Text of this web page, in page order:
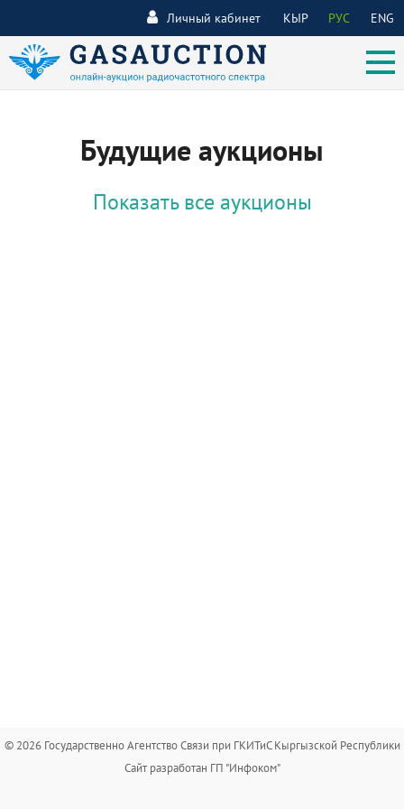
КЫР РУС ENG
Личный кабинет
Будущие аукционы
Показать все аукционы
© 2026 Государственно Агентство Связи при ГКИТиС Кыргызской Республики
Сайт разработан ГП "Инфоком"